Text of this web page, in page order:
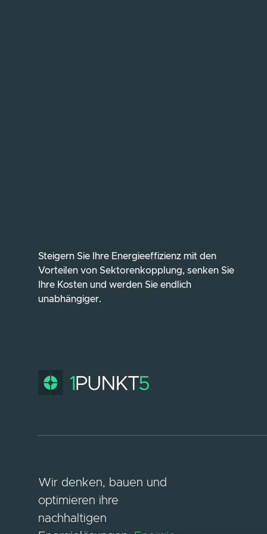
Steigern Sie Ihre Energieeffizienz mit den
Vorteilen von Sektorenkopplung, senken Sie
Ihre Kosten und werden Sie endlich
unabhängiger.
Wir denken, bauen und
optimieren ihre
nachhaltigen